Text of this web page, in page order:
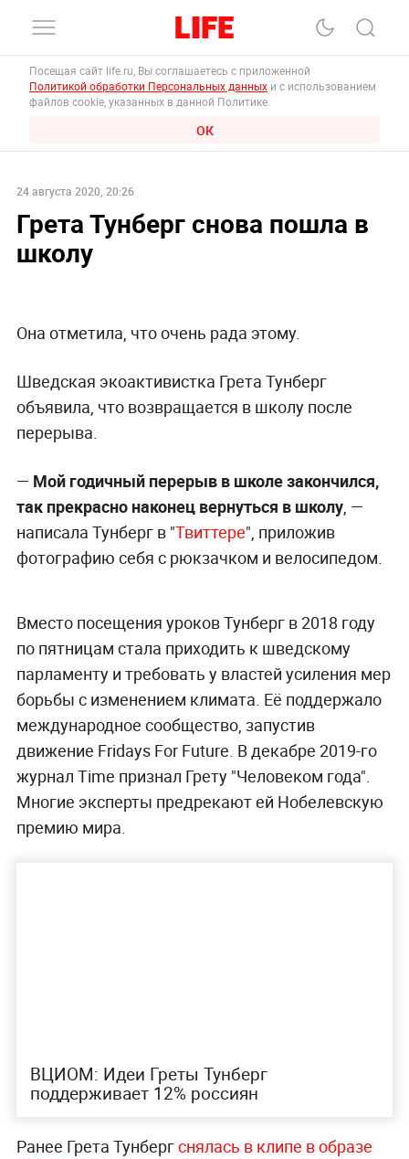
Посещая сайт life.ru, Вы соглашаетесь с приложенной
Политикой обработки Персональных данных и с использованием
файлов cookie, указанных в данной Политике.
ОК
24 августа 2020, 20:26
Грета Тунберг снова пошла в
школу
Она отметила, что очень рада этому.
Шведская экоактивистка Грета Тунберг
объявила, что возвращается в школу после
перерыва.
— Мой годичный перерыв в школе закончился,
так прекрасно наконец вернуться в школу, —
написала Тунберг в "Твиттере", приложив
фотографию себя с рюкзачком и велосипедом.
Вместо посещения уроков Тунберг в 2018 году
по пятницам стала приходить к шведскому
парламенту и требовать у властей усиления мер
борьбы с изменением климата. Её поддержало
международное сообщество, запустив
движение Fridays For Future. В декабре 2019-го
журнал Time признал Грету "Человеком года".
Многие эксперты предрекают ей Нобелевскую
премию мира.
ВЦИОМ: Идеи Греты Тунберг
поддерживает 12% россиян
Ранее Грета Тунбергснялась в клипе в образе